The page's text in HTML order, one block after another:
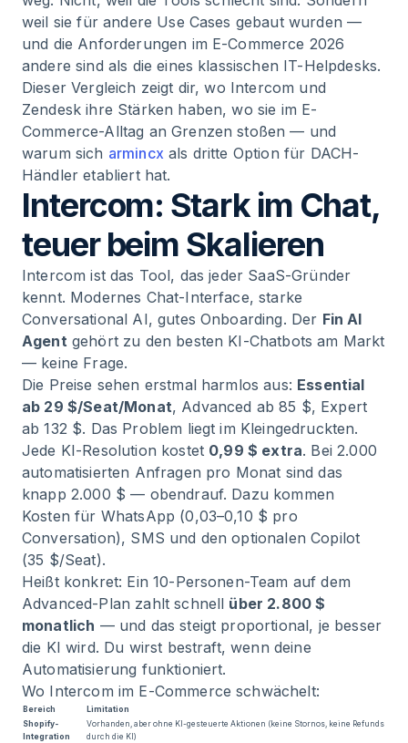
weil sie für andere Use Cases gebaut wurden —
und die Anforderungen im E-Commerce 2026
andere sind als die eines klassischen IT-Helpdesks.
Dieser Vergleich zeigt dir, wo Intercom und
Zendesk ihre Stärken haben, wo sie im E-
Commerce-Alltag an Grenzen stoßen — und
warum sich armincxals dritte Option für DACH-
Händler etabliert hat.
Intercom: Stark im Chat,
teuer beim Skalieren
Intercom ist das Tool, das jeder SaaS-Gründer
kennt. Modernes Chat-Interface, starke
Conversational AI, gutes Onboarding. Der Fin AI
Agentgehört zu den besten KI-Chatbots am Markt
— keine Frage.
Die Preise sehen erstmal harmlos aus: Essential
ab 29 $/Seat/Monat, Advanced ab 85 $, Expert
ab 132 $. Das Problem liegt im Kleingedruckten.
Jede KI-Resolution kostet 0,99 $ extra. Bei 2.000
automatisierten Anfragen pro Monat sind das
knapp 2.000 $ — obendrauf. Dazu kommen
Kosten für WhatsApp (0,03–0,10 $ pro
Conversation), SMS und den optionalen Copilot
(35 $/Seat).
Heißt konkret: Ein 10-Personen-Team auf dem
Advanced-Plan zahlt schnell über 2.800 $
monatlich — und das steigt proportional, je besser
die KI wird. Du wirst bestraft, wenn deine
Automatisierung funktioniert.
Wo Intercom im E-Commerce schwächelt:
Bereich
Limitation
Shopify-
Integration
Vorhanden, aber ohne KI-gesteuerte Aktionen (keine Stornos, keine Refunds
durch die KI)